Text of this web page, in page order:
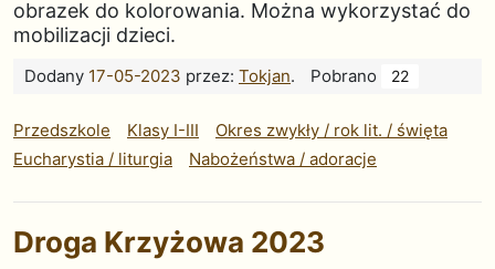
obrazek do kolorowania. Można wykorzystać do
mobilizacji dzieci.
Dodany 17-05-2023 przez: Tokjan. Pobrano 22
Przedszkole Klasy I-III
Okres zwykły / rok lit. / święta
Eucharystia / liturgia
Nabożeństwa / adoracje
Droga Krzyżowa 2023